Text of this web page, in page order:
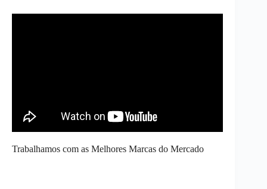
Trabalhamos com as Melhores Marcas do Mercado